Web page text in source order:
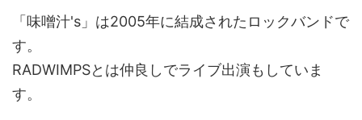
「味噌汁's」は2005年に結成されたロックバンドで
す。
RADWIMPSとは仲良しでライブ出演もしていま
す。